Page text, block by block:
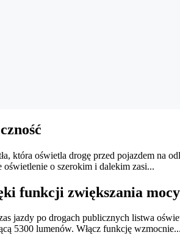
oświetla drogę przed pojazdem na
o szerokim i dalekim zasi...
funkcji zwiększania mocy
jazdy po drogach publicznych listwa
5300 lumenów. Włącz funkcję wzmocnie...